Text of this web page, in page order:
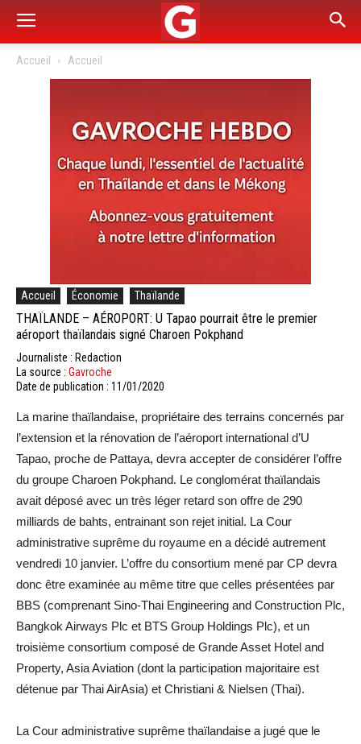
Accueil Accueil
Accueil Économie Thaïlande
THAÏLANDE – AÉROPORT: U Tapao pourrait être le premier
aéroport thaïlandais signé Charoen Pokphand
Journaliste : Redaction
La source : Gavroche
Date de publication : 11/01/2020
La marine thaïlandaise, propriétaire des terrains concernés par
l’extension et la rénovation de l’aéroport international d’U
Tapao, proche de Pattaya, devra accepter de considérer l’offre
du groupe Charoen Pokphand. Le conglomérat thaïlandais
avait déposé avec un très léger retard son offre de 290
milliards de bahts, entrainant son rejet initial. La Cour
administrative suprême du royaume en a décidé autrement
vendredi 10 janvier. L’offre du consortium mené par CP devra
donc être examinée au même titre que celles présentées par
BBS (comprenant Sino-Thai Engineering and Construction Plc,
Bangkok Airways Plc et BTS Group Holdings Plc), et un
troisième consortium composé de Grande Asset Hotel and
Property, Asia Aviation (dont la participation majoritaire est
détenue par Thai AirAsia) et Christiani & Nielsen (Thai).
La Cour administrative suprême thaïlandaise a jugé que le